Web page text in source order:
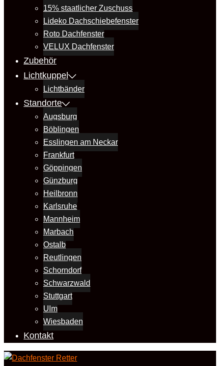
15% staatlicher Zuschuss
Lideko Dachschiebefenster
Roto Dachfenster
VELUX Dachfenster
Zubehör
Lichtkuppel
Lichtbänder
Standorte
Augsburg
Böblingen
Esslingen am Neckar
Frankfurt
Göppingen
Günzburg
Heilbronn
Karlsruhe
Mannheim
Marbach
Ostalb
Reutlingen
Schorndorf
Schwarzwald
Stuttgart
Ulm
Wiesbaden
Kontakt